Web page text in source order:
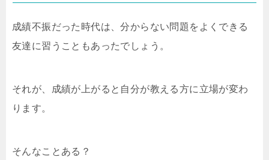
成績不振だった時代は、分からない問題をよくできる
友達に習うこともあったでしょう。
それが、成績が上がると自分が教える方に立場が変わ
ります。
そんなことある？